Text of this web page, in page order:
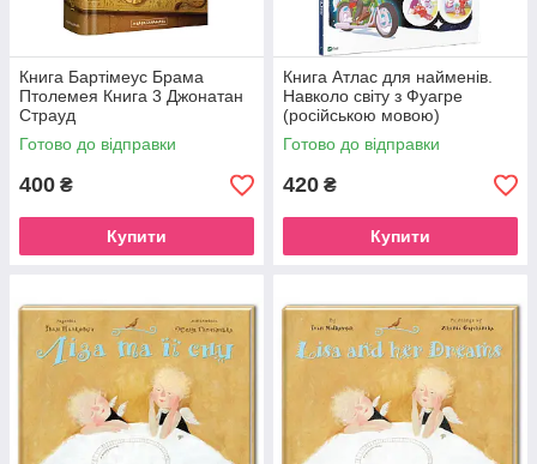
Книга Бартімеус Брама
Птолемея Книга 3 Джонатан
Страуд
Готово до відправки
400 ₴
Купити
Книга Атлас для найменів.
Навколо світу з Фуагре
(російською мовою)
Готово до відправки
420 ₴
Купити